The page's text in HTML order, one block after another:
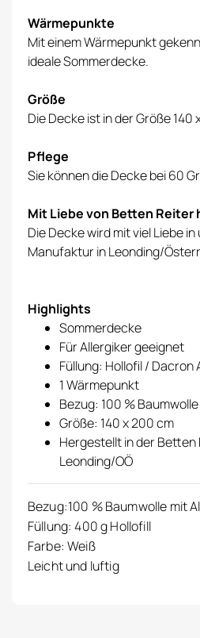
Wärmepunkte
Mit einem Wärmepunkt
ideale Sommerdecke.
Größe
Die Decke ist in der Größe
Pflege
Sie können die Decke bei 60
Mit Liebe von Betten
Die Decke wird mit viel Liebe
Manufaktur in Leonding/
Highlights
Sommerdecke
Für Allergiker geeignet
Füllung: Hollofil / Dacron
1 Wärmepunkt
Bezug: 100 %
Größe: 140 x 200 cm
Hergestellt in der
Leonding/OÖ
Bezug:100 % Baumwolle mit
Füllung: 400 g Hollofill
Farbe: Weiß
Leicht und luftig